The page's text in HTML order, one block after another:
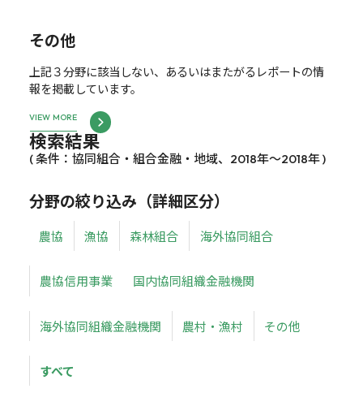
その他
上記３分野に該当しない、あるいはまたがるレポートの情
報を掲載しています。
VIEW MORE
検索結果
( 条件：協同組合・組合金融・地域、2018年～2018年 )
分野の絞り込み（詳細区分）
農協 漁協 森林組合 海外協同組合
農協信用事業 国内協同組織金融機関
海外協同組織金融機関 農村・漁村 その他
すべて